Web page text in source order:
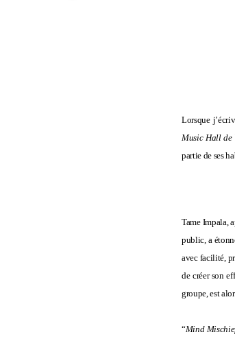
Lorsque
Music Hall de
partie de ses
Tame Impala,
public, a
avec facilité,
de créer son
groupe, est
“Mind